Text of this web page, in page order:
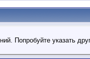
Попробуйте указать